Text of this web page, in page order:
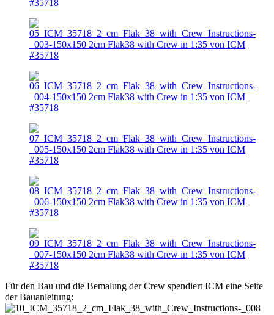
Für den Bau und die Bemalung der Crew spendiert ICM eine Seite
der Bauanleitung: